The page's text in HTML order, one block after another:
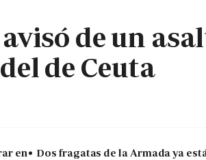
de un
de Ceuta
en
Dos fragatas de la Armada ya